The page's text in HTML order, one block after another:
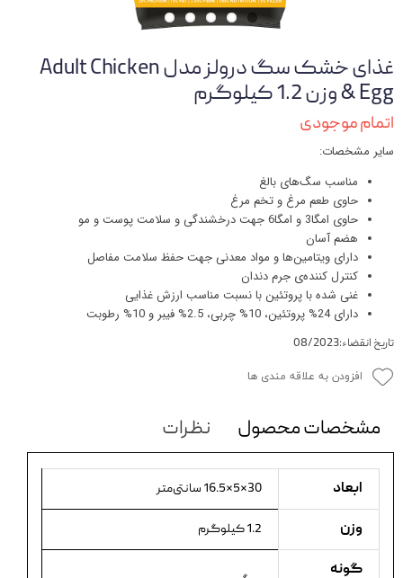
غذای خشک سگ درولز مدل Adult Chicken
& Egg وزن 1.2 کیلوگرم
اتمام موجودی
سایر مشخصات:
مناسب سگ‌های بالغ
حاوی طعم مرغ و تخم مرغ
حاوی امگا3 و امگا6 جهت درخشندگی و سلامت پوست و مو
هضم آسان
دارای ویتامین‌ها و مواد معدنی جهت حفظ سلامت مفاصل
کنترل کننده‌ی جرم دندان
غنی شده با پروتئین با نسبت مناسب ارزش غذایی
دارای 24% پروتئین، 10% چربی، 2.5% فیبر و 10% رطوبت
تاریخ انقضاء:08/2023
افزودن به علاقه مندی ها
مشخصات محصول نظرات
ابعاد 30×5×16.5 سانتی‌متر
وزن 1.2 کیلوگرم
گونه